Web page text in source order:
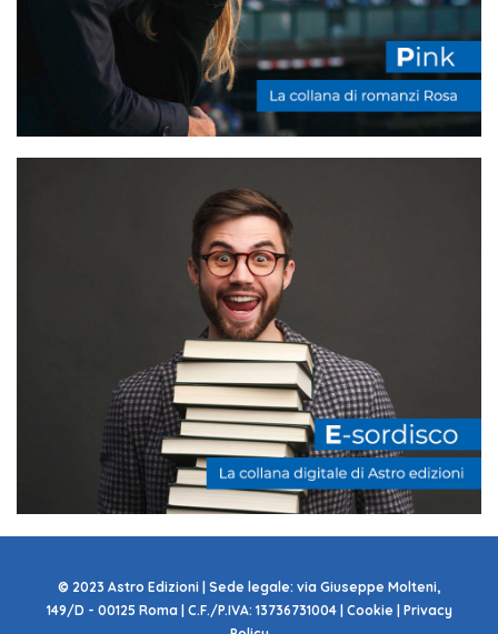
© 2023 Astro Edizioni | Sede legale: via Giuseppe Molteni,
149/D - 00125 Roma | C.F./P.IVA: 13736731004 | Cookie | Privacy